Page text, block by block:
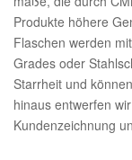
Produkte höhere
Flaschen werden
Grades oder
Starrheit und
hinaus entwerfen
Kundenzeichnung